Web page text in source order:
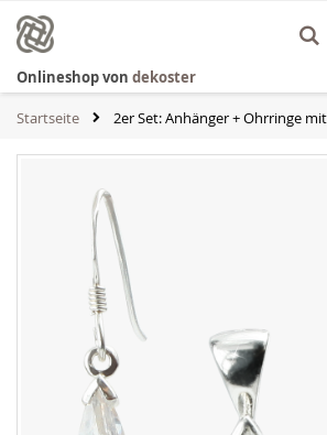
Inhalt
springen
Onlineshop von dekoster
Startseite 2er Set: Anhänger + Ohrringe